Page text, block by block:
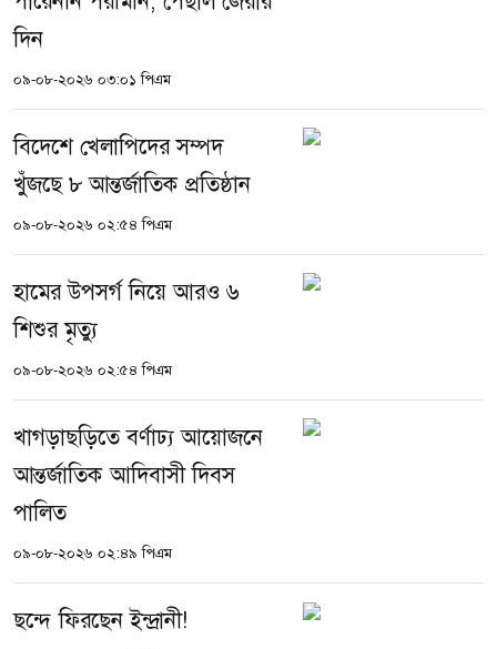
দিন
০৯-০৮-২০২৬ ০৩:০১ পিএম
বিদেশে খেলাপিদের সম্পদ
খুঁজছে ৮ আন্তর্জাতিক প্রতিষ্ঠান
০৯-০৮-২০২৬ ০২:৫৪ পিএম
হামের উপসর্গ নিয়ে আরও ৬
শিশুর মৃত্যু
০৯-০৮-২০২৬ ০২:৫৪ পিএম
খাগড়াছড়িতে বর্ণাঢ্য আয়োজনে
আন্তর্জাতিক আদিবাসী দিবস
পালিত
০৯-০৮-২০২৬ ০২:৪৯ পিএম
ছন্দে ফিরছেন ইন্দ্রানী!